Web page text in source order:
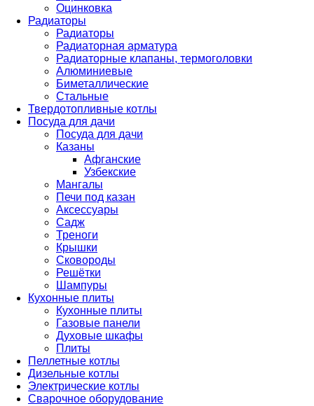
Оцинковка
Радиаторы
Радиаторы
Радиаторная арматура
Радиаторные клапаны, термоголовки
Алюминиевые
Биметаллические
Стальные
Твердотопливные котлы
Посуда для дачи
Посуда для дачи
Казаны
Афганские
Узбекские
Мангалы
Печи под казан
Аксессуары
Садж
Треноги
Крышки
Сковороды
Решётки
Шампуры
Кухонные плиты
Кухонные плиты
Газовые панели
Духовые шкафы
Плиты
Пеллетные котлы
Дизельные котлы
Электрические котлы
Сварочное оборудование